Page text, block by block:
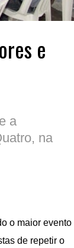
e
a
na
o maior evento
de repetir o